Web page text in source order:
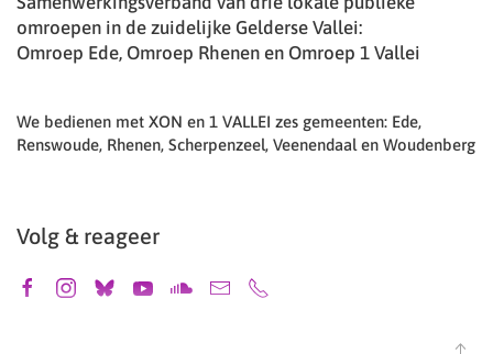
omroepen in de zuidelijke Gelderse Vallei:
Omroep Ede, Omroep Rhenen en Omroep 1 Vallei
We bedienen met XON en 1 VALLEI zes gemeenten: Ede,
Renswoude, Rhenen, Scherpenzeel, Veenendaal en Woudenberg
Volg & reageer